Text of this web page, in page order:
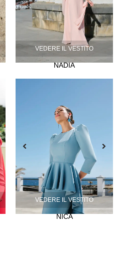
VEDERE IL VESTITO
NADIA
VEDERE IL VESTITO
NICA